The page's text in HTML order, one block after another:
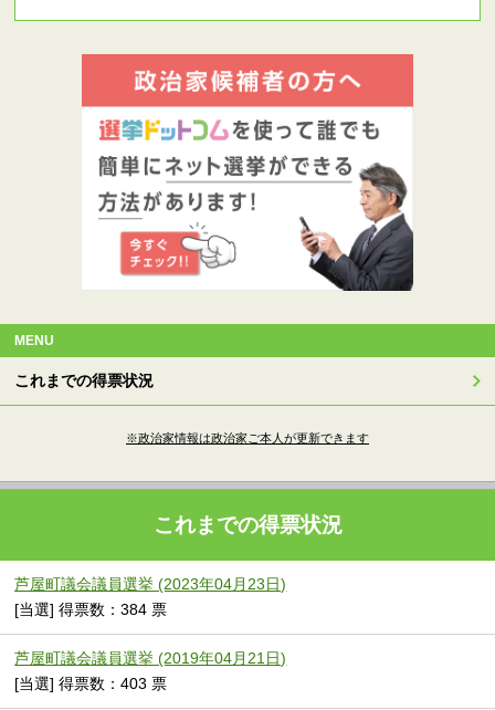
MENU
これまでの得票状況
※政治家情報は政治家ご本人が更新できます
これまでの得票状況
芦屋町議会議員選挙 (2023年04月23日)
[当選] 得票数：384 票
芦屋町議会議員選挙 (2019年04月21日)
[当選] 得票数：403 票